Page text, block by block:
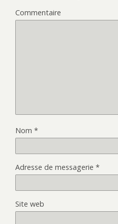
Commentaire
Nom *
Adresse de messagerie *
Site web